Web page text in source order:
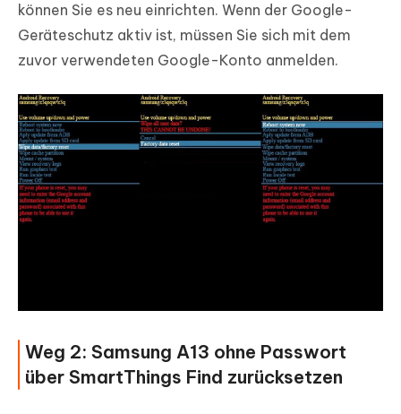
können Sie es neu einrichten. Wenn der Google-
Geräteschutz aktiv ist, müssen Sie sich mit dem
zuvor verwendeten Google-Konto anmelden.
Weg 2: Samsung A13 ohne Passwort
über SmartThings Find zurücksetzen